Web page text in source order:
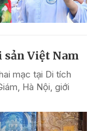
sản Việt Nam
mạc tại Di tích
Hà Nội, giới